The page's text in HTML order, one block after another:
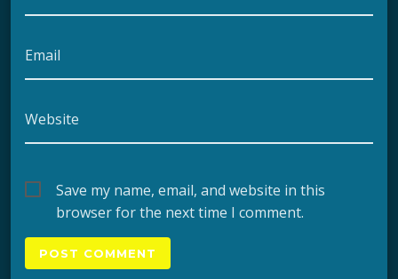
Email
Website
Save my name, email, and website in this
browser for the next time I comment.